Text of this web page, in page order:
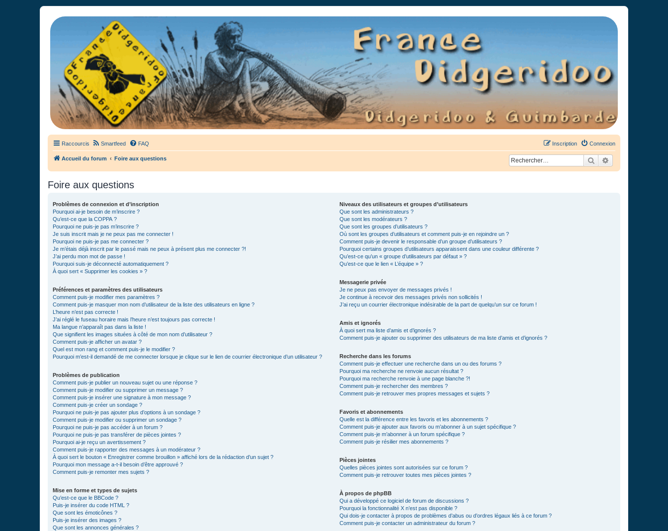
France Didgeridoo
Didgeridoo et Guimbarde sur France Didgeridoo - retrouvez la communauté.
Raccourcis Smartfeed FAQ Connexion
Inscription
Accueil du forum Foire aux questions Rechercher
Foire aux questions
Problèmes de connexion et d’inscription
Pourquoi ai-je besoin de m’inscrire ?
Qu’est-ce que la COPPA ?
Pourquoi ne puis-je pas m’inscrire ?
Je suis inscrit mais je ne peux pas me connecter !
Pourquoi ne puis-je pas me connecter ?
Je m’étais déjà inscrit par le passé mais ne peux à présent plus me connecter ?!
J’ai perdu mon mot de passe !
Pourquoi suis-je déconnecté automatiquement ?
À quoi sert « Supprimer les cookies » ?
Préférences et paramètres des utilisateurs
Comment puis-je modifier mes paramètres ?
Comment puis-je masquer mon nom d’utilisateur de la liste des utilisateurs en ligne ?
L’heure n’est pas correcte !
J’ai réglé le fuseau horaire mais l’heure n’est toujours pas correcte !
Ma langue n’apparaît pas dans la liste !
Que signifient les images situées à côté de mon nom d’utilisateur ?
Comment puis-je afficher un avatar ?
Quel est mon rang et comment puis-je le modifier ?
Pourquoi m’est-il demandé de me connecter lorsque je clique sur le lien de courrier électronique d’un utilisateur ?
Problèmes de publication
Comment puis-je publier un nouveau sujet ou une réponse ?
Comment puis-je modifier ou supprimer un message ?
Comment puis-je insérer une signature à mon message ?
Comment puis-je créer un sondage ?
Pourquoi ne puis-je pas ajouter plus d’options à un sondage ?
Comment puis-je modifier ou supprimer un sondage ?
Pourquoi ne puis-je pas accéder à un forum ?
Pourquoi ne puis-je pas transférer de pièces jointes ?
Pourquoi ai-je reçu un avertissement ?
Comment puis-je rapporter des messages à un modérateur ?
À quoi sert le bouton « Enregistrer comme brouillon » affiché lors de la rédaction d’un sujet ?
Pourquoi mon message a-t-il besoin d’être approuvé ?
Comment puis-je remonter mes sujets ?
Mise en forme et types de sujets
Qu’est-ce que le BBCode ?
Puis-je insérer du code HTML ?
Que sont les émoticônes ?
Puis-je insérer des images ?
Que sont les annonces générales ?
Niveaux des utilisateurs et groupes d’utilisateurs
Que sont les administrateurs ?
Que sont les modérateurs ?
Que sont les groupes d’utilisateurs ?
Où sont les groupes d’utilisateurs et comment puis-je en rejoindre un ?
Comment puis-je devenir le responsable d’un groupe d’utilisateurs ?
Pourquoi certains groupes d’utilisateurs apparaissent dans une couleur différente ?
Qu’est-ce qu’un « groupe d’utilisateurs par défaut » ?
Qu’est-ce que le lien « L’équipe » ?
Messagerie privée
Je ne peux pas envoyer de messages privés !
Je continue à recevoir des messages privés non sollicités !
J’ai reçu un courrier électronique indésirable de la part de quelqu’un sur ce forum !
Amis et ignorés
À quoi sert ma liste d’amis et d’ignorés ?
Comment puis-je ajouter ou supprimer des utilisateurs de ma liste d’amis et d’ignorés ?
Recherche dans les forums
Comment puis-je effectuer une recherche dans un ou des forums ?
Pourquoi ma recherche ne renvoie aucun résultat ?
Pourquoi ma recherche renvoie à une page blanche ?!
Comment puis-je rechercher des membres ?
Comment puis-je retrouver mes propres messages et sujets ?
Favoris et abonnements
Quelle est la différence entre les favoris et les abonnements ?
Comment puis-je ajouter aux favoris ou m’abonner à un sujet spécifique ?
Comment puis-je m’abonner à un forum spécifique ?
Comment puis-je résilier mes abonnements ?
Pièces jointes
Quelles pièces jointes sont autorisées sur ce forum ?
Comment puis-je retrouver toutes mes pièces jointes ?
À propos de phpBB
Qui a développé ce logiciel de forum de discussions ?
Pourquoi la fonctionnalité X n’est pas disponible ?
Qui dois-je contacter à propos de problèmes d’abus ou d’ordres légaux liés à ce forum ?
Comment puis-je contacter un administrateur du forum ?